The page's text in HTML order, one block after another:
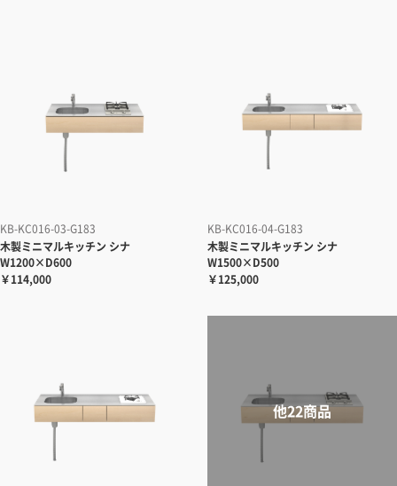
KB-KC016-03-G183
木製ミニマルキッチン シナ
W1200×D600
￥114,000
KB-KC016-04-G183
木製ミニマルキッチン シナ
W1500×D500
￥125,000